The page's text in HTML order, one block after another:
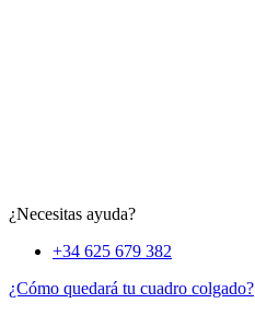
¿Necesitas ayuda?
+34 625 679 382
¿Cómo quedará tu cuadro colgado?